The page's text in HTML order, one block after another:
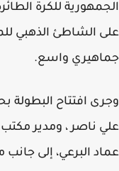
للكرة
الشاطئ الذهبي
واسع.
افتتاح البطولة
ناصر ، ومدير مكتب
البرعي، إلى جانب